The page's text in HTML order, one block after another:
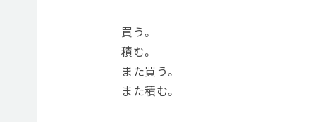
買う。
積む。
また買う。
また積む。